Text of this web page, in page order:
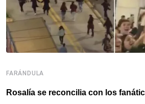
FARÁNDULA
Rosalía se reconcilia con los